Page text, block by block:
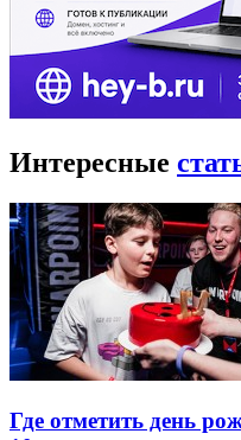
Интересные
Где отметить день